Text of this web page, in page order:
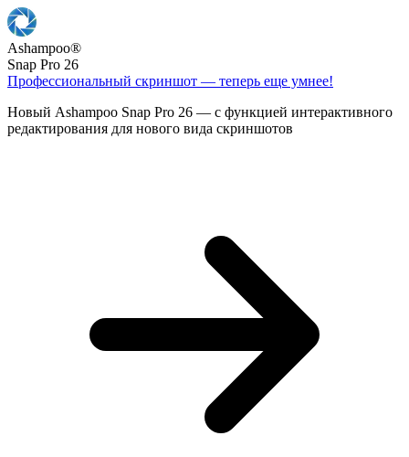
Ashampoo®
Snap Pro 26
Профессиональный скриншот — теперь еще умнее!
Новый Ashampoo Snap Pro 26 — с функцией интерактивного
редактирования для нового вида скриншотов